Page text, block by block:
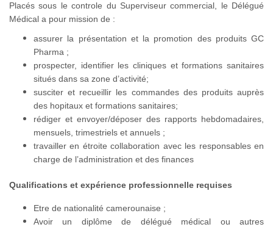
Placés sous le controle du Superviseur commercial, le Délégué
Médical a pour mission de :
assurer la présentation et la promotion des produits GC
Pharma ;
prospecter, identifier les cliniques et formations sanitaires
situés dans sa zone d’activité;
susciter et recueillir les commandes des produits auprès
des hopitaux et formations sanitaires;
rédiger et envoyer/déposer des rapports hebdomadaires,
mensuels, trimestriels et annuels ;
travailler en étroite collaboration avec les responsables en
charge de l’administration et des finances
Qualifications et expérience professionnelle requises
Etre de nationalité camerounaise ;
Avoir un diplôme de délégué médical ou autres